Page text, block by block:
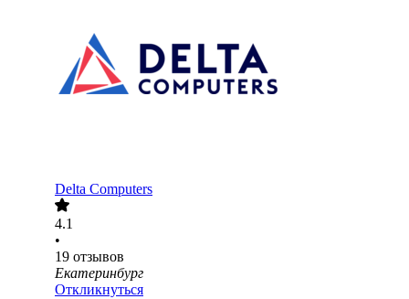
Delta Computers
4.1
•
19 отзывов
Екатеринбург
Откликнуться